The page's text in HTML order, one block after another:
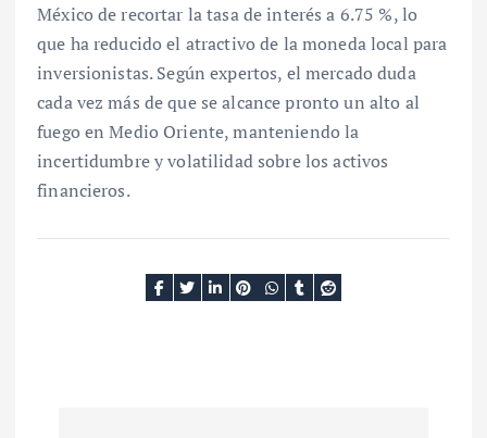
México de recortar la tasa de interés a 6.75 %, lo
que ha reducido el atractivo de la moneda local para
inversionistas. Según expertos, el mercado duda
cada vez más de que se alcance pronto un alto al
fuego en Medio Oriente, manteniendo la
incertidumbre y volatilidad sobre los activos
financieros.